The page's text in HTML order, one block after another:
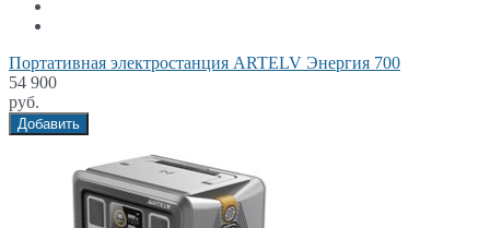
Портативная электростанция ARTELV Энергия 700
54 900
руб.
Добавить